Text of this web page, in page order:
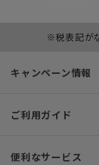
※税表記が
キャンペーン情報
ご利用ガイド
便利なサービス